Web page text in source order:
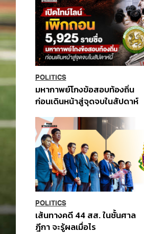
POLITICS
มหากาพย์โกงข้อสอบท้องถิ่น
ก่อนเดินหน้าสู่จุดจบในสัปดาห์
POLITICS
เส้นทางคดี 44 สส. ในชั้นศาล
ฎีกา จะรู้ผลเมื่อไร